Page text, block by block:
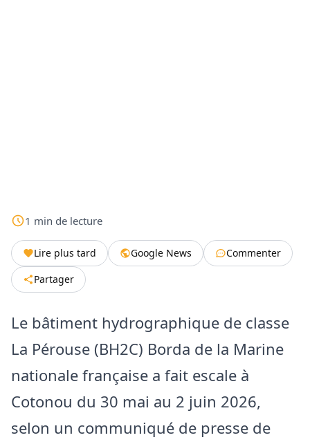
1 min de lecture
Lire plus tard Google News
Commenter
Partager
Le bâtiment hydrographique de classe
La Pérouse (BH2C) Borda de la Marine
nationale française a fait escale à
Cotonou du 30 mai au 2 juin 2026,
selon un communiqué de presse de